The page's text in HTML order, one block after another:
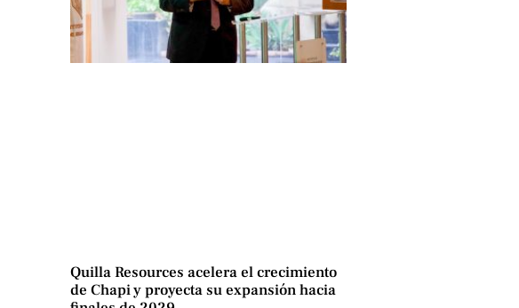
Quilla Resources acelera el crecimiento
de Chapi y proyecta su expansión hacia